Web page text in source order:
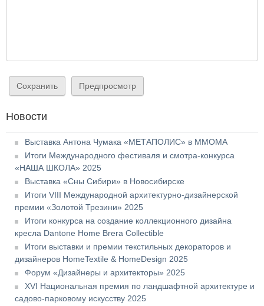
Новости
Выставка Антона Чумака «МЕТАПОЛИС» в ММОМА
Итоги Международного фестиваля и смотра-конкурса
«НАША ШКОЛА» 2025
Выставка «Сны Сибири» в Новосибирске
Итоги VIII Международной архитектурно-дизайнерской
премии «Золотой Трезини» 2025
Итоги конкурса на создание коллекционного дизайна
кресла Dantone Home Brera Collectible
Итоги выставки и премии текстильных декораторов и
дизайнеров HomeTextile & HomeDesign 2025
Форум «Дизайнеры и архитекторы» 2025
XVI Национальная премия по ландшафтной архитектуре и
садово-парковому искусству 2025